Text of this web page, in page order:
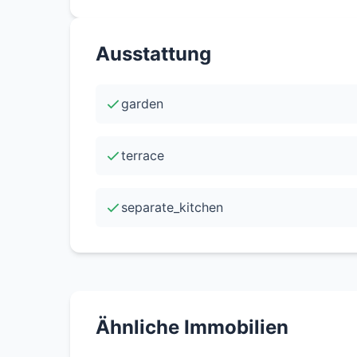
gestalten. Eine schöne Terrasse ziert
Ausstattung
garden
terrace
separate_kitchen
Ähnliche Immobilien